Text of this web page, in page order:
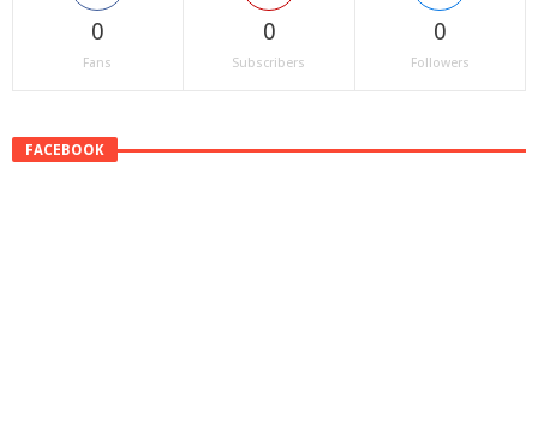
0
Fans
0
Subscribers
0
Followers
FACEBOOK